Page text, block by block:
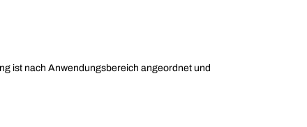
ist nach Anwendungsbereich angeordnet und